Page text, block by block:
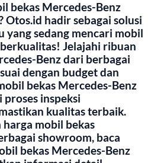
bekas Mercedes-Benz
Otos.id hadir sebagai solusi
yang sedang mencari mobil
Jelajahi ribuan
Benz dari berbagai
dengan budget dan
bekas Mercedes-Benz
inspeksi
kualitas terbaik.
mobil bekas
showroom, baca
bekas Mercedes-Benz